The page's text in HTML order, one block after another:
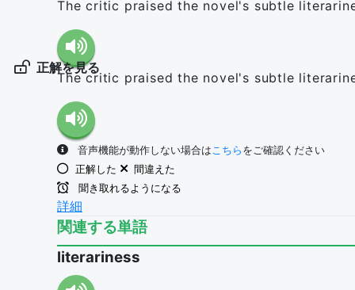
The critic praised the novel's subtle
正解を見る
The critic praised the novel's subtle
音声機能が動作しない場合はこちら をご確認ください
正解した
間違えた
聞き取れるようになる
詳細
関連する単語
literariness